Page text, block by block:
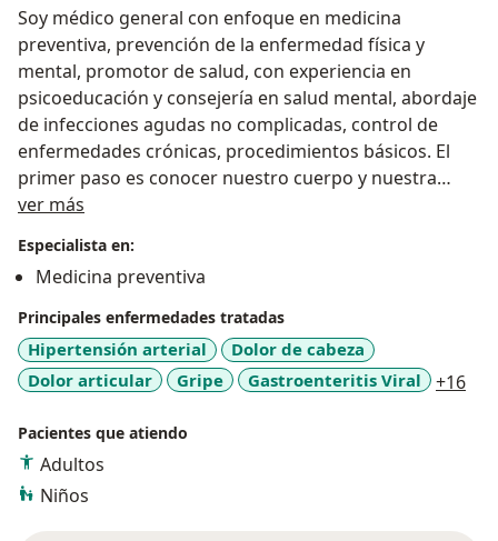
Soy médico general con enfoque en medicina
preventiva, prevención de la enfermedad física y
mental, promotor de salud, con experiencia en
psicoeducación y consejería en salud mental, abordaje
de infecciones agudas no complicadas, control de
enfermedades crónicas, procedimientos básicos. El
primer paso es conocer nuestro cuerpo y nuestra
mente para sanar y prevenir cualquier enfermedad.
ver más
Especialista en:
Medicina preventiva
Principales enfermedades tratadas
Hipertensión arterial
Dolor de cabeza
Dolor articular
Gripe Gastroenteritis Viral +16
Pacientes que atiendo
Adultos
Niños